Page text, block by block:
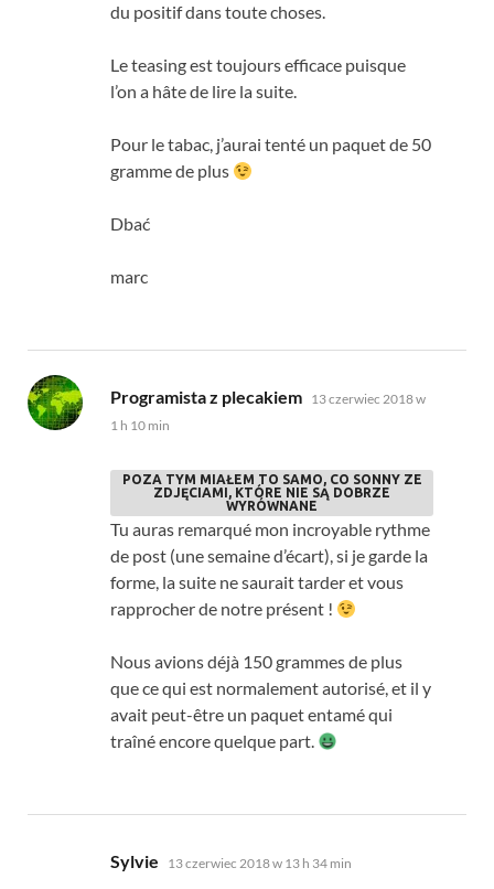
du positif dans toute choses.
Le teasing est toujours efficace puisque
l’on a hâte de lire la suite.
Pour le tabac, j’aurai tenté un paquet de 50
gramme de plus
Dbać
marc
Programista z plecakiem mówi:
13 czerwiec 2018 w
1 h 10 min
POZA TYM MIAŁEM TO SAMO, CO SONNY ZE
ZDJĘCIAMI, KTÓRE NIE SĄ DOBRZE
WYRÓWNANE
Tu auras remarqué mon incroyable rythme
de post (une semaine d’écart),si je garde la
forme, la suite ne saurait tarder et vous
rapprocher de notre présent !
Nous avions déjà 150grammes de plus
que ce qui est normalement autorisé,et il y
avait peut-être un paquet entamé qui
traîné encore quelque part.
Sylvie mówi:
13 czerwiec 2018 w 13 h 34 min